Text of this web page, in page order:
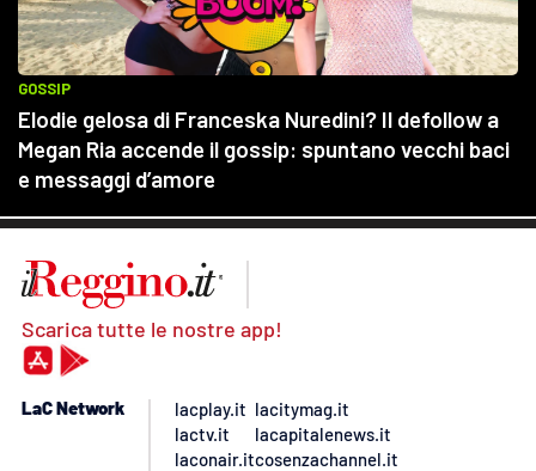
Scarica tutte le nostre app!
LaC Network
lacplay.it
lactv.it
laconair.it
lacitymag.it
lacapitalenews.it
cosenzachannel.it